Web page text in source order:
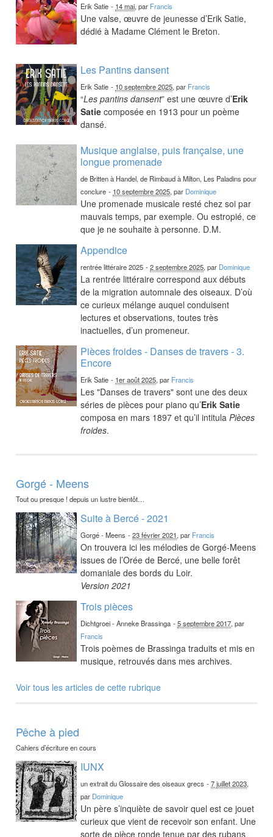
Erik Satie - 14 mai, par Francis
Une valse, œuvre de jeunesse d’Erik Satie,
dédié à Madame Clément le Breton.
Les Pantins dansent
Erik Satie - 10 septembre 2025, par Francis
“Les pantins dansent” est une œuvre d’Erik
Satie composée en 1913 pour un poème
dansé.
Musique anglaise, puis française, une
longue promenade
de Britten à Handel, de Rimbaud à Milton, Les Paladins pour
conclure - 10 septembre 2025, par Dominique
Une promenade musicale resté chez soi par
mauvais temps, par exemple. Ou estropié, ce
que je ne souhaite à personne. D.M.
Appendice
rentrée littéraire 2025 -2 septembre 2025, par Dominique
La rentrée littéraire correspond aux débuts
de la migration automnale des oiseaux. D’où
ce curieux mélange auquel conduisent
lectures et observations, toutes très
inactuelles, d’un promeneur.
Pièces froides - Danses de travers - 3.
Encore
Erik Satie - 1er août 2025, par Francis
Les "Danses de travers" sont une des deux
séries de pièces pour piano qu’Erik Satie
composa en mars 1897 et qu’il intitulaPièces
froides.
Gorgé - Meens
Tout ou presque ! depuis un lustre bientôt…
Suite à Bercé - 2021
Gorgé - Meens -23 février 2021, par Francis
On trouvera ici les mélodies de Gorgé-Meens
issues de l’Orée de Bercé, une belle forêt
domaniale des bords du Loir.
Version 2021
Trois pièces
Dichtgroei - Anneke Brassinga -5 septembre 2017, par
Francis
Trois poèmes de Brassinga traduits et mis en
musique, retrouvés dans mes archives.
Voir tous les articles de cette rubrique
Pêche à pied
Cahiers d’écriture en cours
IUNX
un extrait du Glossaire des oiseaux grecs -7 juillet 2023,
par Dominique
Un père s’inquiète de savoir quel est ce jouet
curieux que vient de recevoir son enfant. Une
sorte de pièce ronde tenue par des rubans